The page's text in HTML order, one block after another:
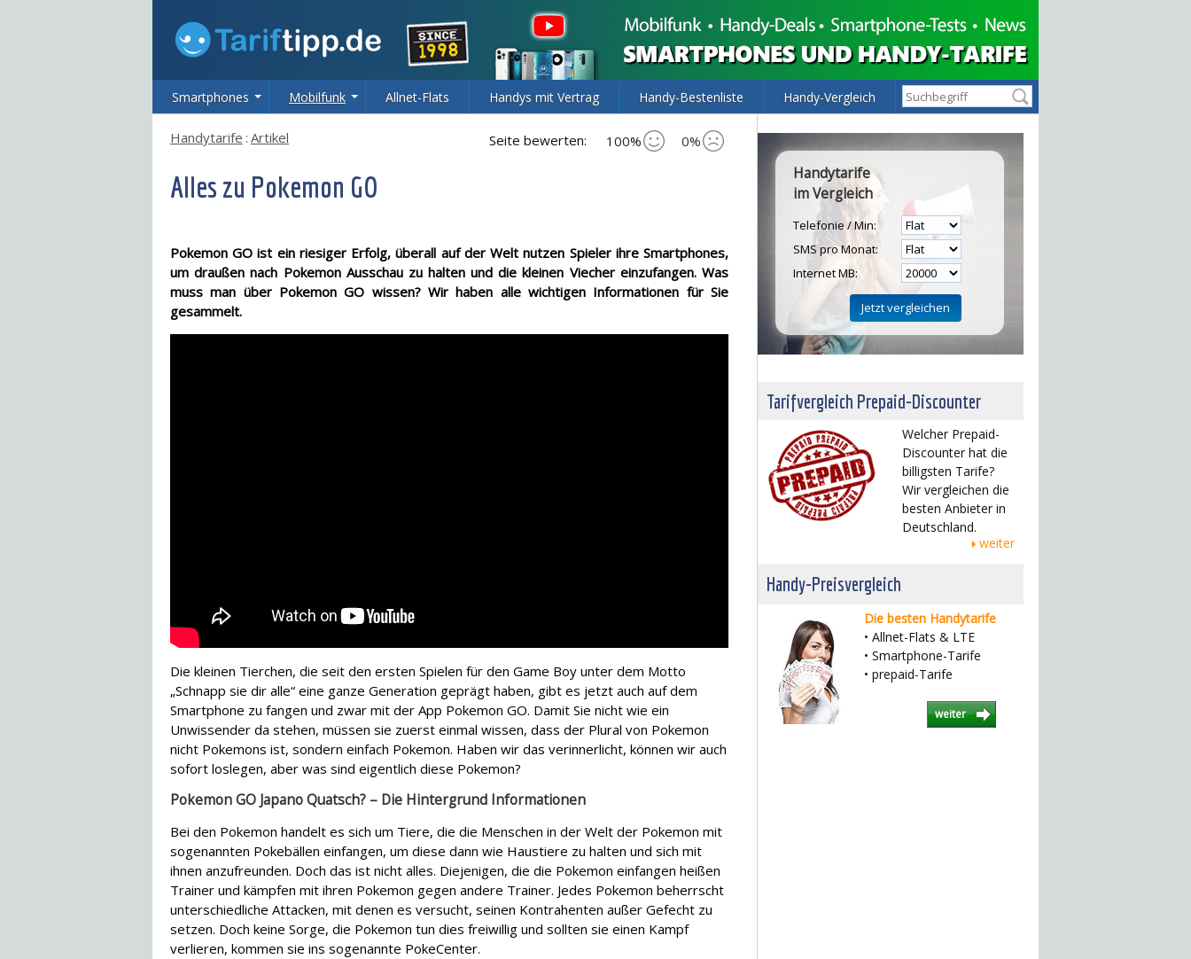
Smartphones Mobilfunk Allnet-Flats Handys mit Vertrag Handy-Bestenliste Handy-Vergleich
Seite bewerten: 100% 0%
Handytarife : Artikel
Alles zu Pokemon GO
Pokemon GO ist ein riesiger Erfolg, überall auf der Welt nutzen Spieler ihre Smartphones,
um draußen nach Pokemon Ausschau zu halten und die kleinen Viecher einzufangen. Was
muss man über Pokemon GO wissen? Wir haben alle wichtigen Informationen für Sie
gesammelt.
Die kleinen Tierchen, die seit den ersten Spielen für den Game Boy unter dem Motto
„Schnapp sie dir alle“ eine ganze Generation geprägt haben, gibt es jetzt auch auf dem
Smartphone zu fangen und zwar mit der App Pokemon GO. Damit Sie nicht wie ein
Unwissender da stehen, müssen sie zuerst einmal wissen, dass der Plural von Pokemon
nicht Pokemons ist, sondern einfach Pokemon. Haben wir das verinnerlicht, können wir auch
sofort loslegen, aber was sind eigentlich diese Pokemon?
Pokemon GO Japano Quatsch? – Die Hintergrund Informationen
Bei den Pokemon handelt es sich um Tiere, die die Menschen in der Welt der Pokemon mit
sogenannten Pokebällen einfangen, um diese dann wie Haustiere zu halten und sich mit
ihnen anzufreunden. Doch das ist nicht alles. Diejenigen, die die Pokemon einfangen heißen
Trainer und kämpfen mit ihren Pokemon gegen andere Trainer. Jedes Pokemon beherrscht
unterschiedliche Attacken, mit denen es versucht, seinen Kontrahenten außer Gefecht zu
setzen. Doch keine Sorge, die Pokemon tun dies freiwillig und sollten sie einen Kampf
verlieren, kommen sie ins sogenannte PokeCenter.
Handytarife
im Vergleich
Telefonie / Min:
SMS pro Monat:
Internet MB:
Tarifvergleich Prepaid-Discounter
Welcher Prepaid-
Discounter hat die
billigsten Tarife?
Wir vergleichen die
besten Anbieter in
Deutschland.
weiter
Handy-Preisvergleich
Die besten Handytarife
• Allnet-Flats & LTE
• Smartphone-Tarife
• prepaid-Tarife
weiter